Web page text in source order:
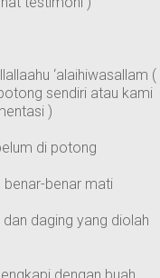
‘alaihiwasallam (
sendiri atau kami
)
di potong
benar-benar mati
daging yang diolah